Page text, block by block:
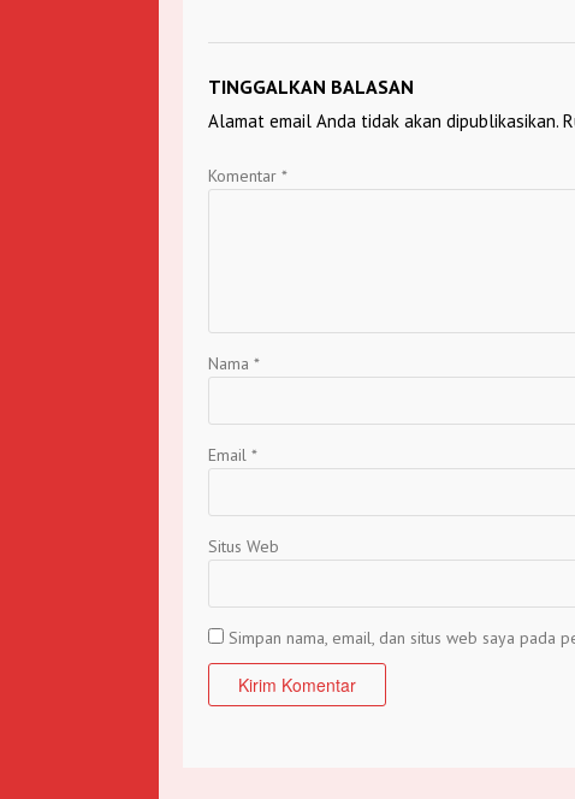
TINGGALKAN BALASAN
Alamat email Anda tidak akan dipublikasikan.
Komentar *
Nama *
Email *
Situs Web
Simpan nama, email, dan situs web saya pada